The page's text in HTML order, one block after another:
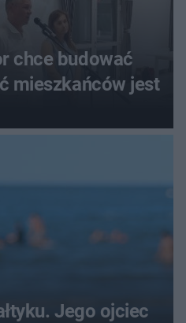
chce budować
mieszkańców jest
Jego ojciec